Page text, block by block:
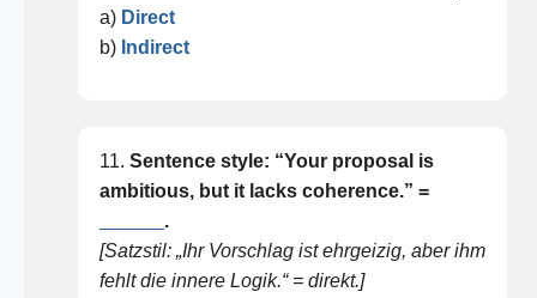
a) Direct
b) Indirect
11. Sentence style: “Your proposal is
ambitious, but it lacks coherence.” =
.
[Satzstil: „Ihr Vorschlag ist ehrgeizig, aber ihm
fehlt die innere Logik.“ = direkt.]